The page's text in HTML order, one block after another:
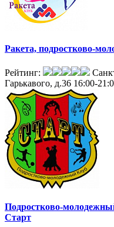
Ракета, подростково-
Рейтинг:
Гарькавого, д.36 16:00-
Подростково-
Старт